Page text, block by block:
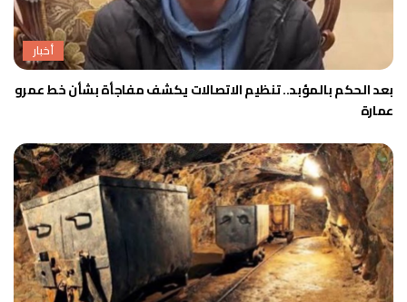
أخبار
بعد الحكم بالمؤبد.. تنظيم الاتصالات يكشف مفاجأة بشأن خط عمرو
عمارة